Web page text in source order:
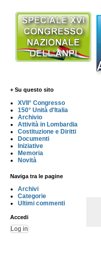
+ Su questo sito
XVII° Congresso
150° Unità d'Italia
Archivio
Attività in Lombardia
Costituzione e Diritti
Documenti
Iniziative
Memoria
Novità
Naviga tra le pagine
Archivi
Categorie
Ultimi commenti
Accedi
Log in